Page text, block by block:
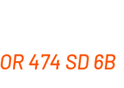
474 SD 6B